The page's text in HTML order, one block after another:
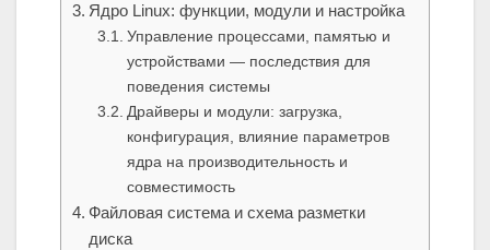
Ядро Linux: функции, модули и настройка
Управление процессами, памятью и
устройствами — последствия для
поведения системы
Драйверы и модули: загрузка,
конфигурация, влияние параметров
ядра на производительность и
совместимость
Файловая система и схема разметки
диска